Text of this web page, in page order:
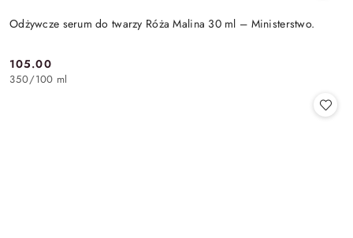
Odżywcze serum do twarzy Róża Malina 30 ml – Ministerstwo.
Cena:
105.00
350/100 ml